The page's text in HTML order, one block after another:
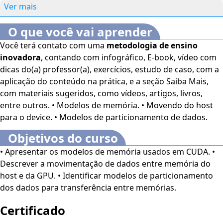
conhecerá os diferentes tipos de memória disponíveis por
GPUs, os quais podem ser utilizados via biblioteca CUDA, o
conceito de movimentação de dados entre o host e o
device. Por fim, entenderá como particionar os dados e
transferi-los para as memórias disponíveis no CUDA, a fim
de obter o melhor desempenho para aplicações paralelas.
Bons estudos! O Curso Modelos de Memória e
Particionamento de Dados em CUDAé voltado para
profissionais e estudantes da área de Programação, além
de interessados no assunto.Este curso dispõe dos
seguintes recursos de acessibilidade: cores em alto-
contraste, aumento de fonte e tradução automática
mediante a Língua Brasileira de Sinais (Libras). Para
ativar esses recursos, acesse "minha conta" do lado
direito da tela na parte superior e habilite de acordo
com sua necessidade.O conteúdo do curso ficará
Ver mais
O que você vai aprender
Você terá contato com uma metodologia de ensino
inovadora, contando com infográfico, E-book, vídeo com
dicas do(a) professor(a), exercícios, estudo de caso, com a
aplicação do conteúdo na prática, e a seção Saiba Mais,
com materiais sugeridos, como vídeos, artigos, livros,
entre outros. • Modelos de memória. • Movendo do host
para o device. • Modelos de particionamento de dados.
Objetivos do curso
• Apresentar os modelos de memória usados em CUDA. •
Descrever a movimentação de dados entre memória do
host e da GPU. • Identificar modelos de particionamento
dos dados para transferência entre memórias.
Certificado